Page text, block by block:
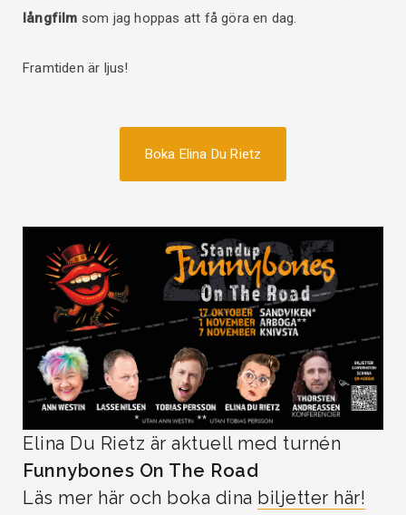
långfilm som jag hoppas att få göra en dag.
Framtiden är ljus!
Boka Elina Du Rietz
Elina Du Rietz är aktuell med turnén
Funnybones On The Road
Läs mer här och boka dina biljetter här!